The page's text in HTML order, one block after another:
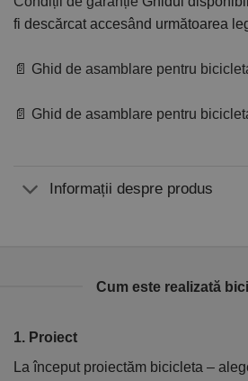
fi descărcat accesând următoarea
📄 Ghid de asamblare pentru
📄 Ghid de asamblare pentru
Informații despre produs
Cum este realizată
1. Proiect
La început proiectăm bicicleta –